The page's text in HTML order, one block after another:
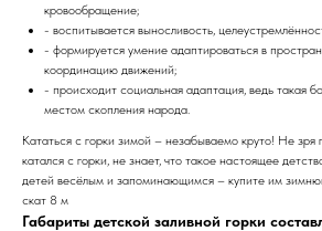
кровообращение;
- воспитывается выносливость,
- формируется умение адаптироваться в
координацию движений;
- происходит социальная адаптация, ведь такая
местом скопления народа.
Кататься с горки зимой – незабываемо круто! Не зря
катался с горки, не знает, что такое настоящее
детей весёлым и запоминающимся – купите им
скат 8 м
Габариты детской заливной горки